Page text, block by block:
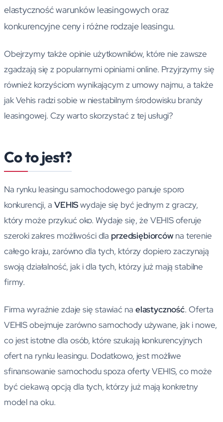
elastyczność warunków leasingowych oraz
konkurencyjne ceny i różne rodzaje leasingu.
Obejrzymy także opinie użytkowników, które nie zawsze
zgadzają się z popularnymi opiniami online. Przyjrzymy się
również korzyściom wynikającym z umowy najmu, a także
jak Vehis radzi sobie w niestabilnym środowisku branży
leasingowej. Czy warto skorzystać z tej usługi?
Co to jest?
Na rynku leasingu samochodowego panuje sporo
konkurencji, aVEHISwydaje się być jednym z graczy,
który może przykuć oko. Wydaje się, że VEHIS oferuje
szeroki zakres możliwości dla przedsiębiorcówna terenie
całego kraju, zarówno dla tych, którzy dopiero zaczynają
swoją działalność, jak i dla tych, którzy już mają stabilne
firmy.
Firma wyraźnie zdaje się stawiać na elastyczność. Oferta
VEHIS obejmuje zarówno samochody używane, jak i nowe,
co jest istotne dla osób, które szukają konkurencyjnych
ofert na rynku leasingu. Dodatkowo, jest możliwe
sfinansowanie samochodu spoza oferty VEHIS, co może
być ciekawą opcją dla tych, którzy już mają konkretny
model na oku.